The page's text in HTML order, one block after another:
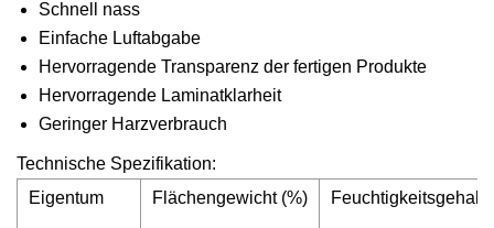
Schnell nass
Einfache Luftabgabe
Hervorragende Transparenz der fertigen Produkte
Hervorragende Laminatklarheit
Geringer Harzverbrauch
Technische Spezifikation:
Eigentum
Flächengewicht (%) Feuchtigkeitsgehalt